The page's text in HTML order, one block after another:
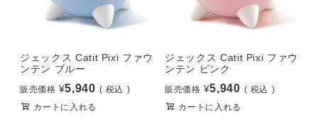
ジェックス Catit Pixi ファウ
ンテン ブルー
販売価格 ¥5,940
税込
カートに入れる
ジェックス Catit Pixi ファウ
ンテン ピンク
販売価格 ¥5,940
税込
カートに入れる